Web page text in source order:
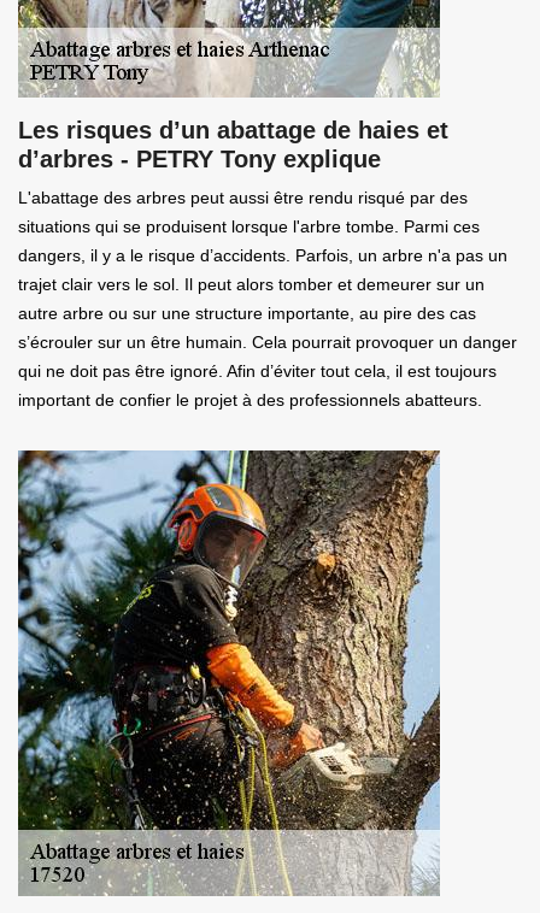
Les risques d’un abattage de haies et
d’arbres - PETRY Tony explique
L'abattage des arbres peut aussi être rendu risqué par des
situations qui se produisent lorsque l'arbre tombe. Parmi ces
dangers, il y a le risque d’accidents. Parfois, un arbre n'a pas un
trajet clair vers le sol. Il peut alors tomber et demeurer sur un
autre arbre ou sur une structure importante, au pire des cas
s’écrouler sur un être humain. Cela pourrait provoquer un danger
qui ne doit pas être ignoré. Afin d’éviter tout cela, il est toujours
important de confier le projet à des professionnels abatteurs.